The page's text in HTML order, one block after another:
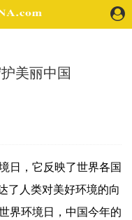
美丽中国
日，它反映了世界各国
了人类对美好环境的向
界环境日，中国今年的